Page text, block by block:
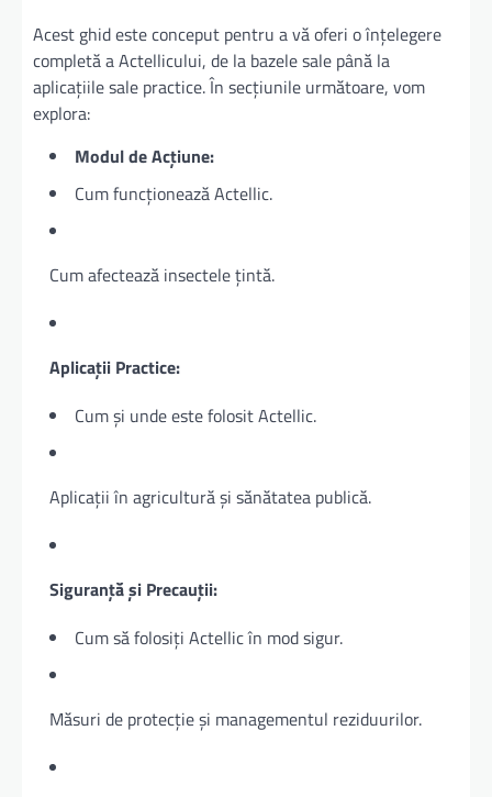
Acest ghid este conceput pentru a vă oferi o înțelegere
completă a Actellicului, de la bazele sale până la
aplicațiile sale practice. În secțiunile următoare, vom
explora:
Modul de Acțiune:
Cum funcționează Actellic.
Cum afectează insectele țintă.
Aplicații Practice:
Cum și unde este folosit Actellic.
Aplicații în agricultură și sănătatea publică.
Siguranță și Precauții:
Cum să folosiți Actellic în mod sigur.
Măsuri de protecție și managementul reziduurilor.